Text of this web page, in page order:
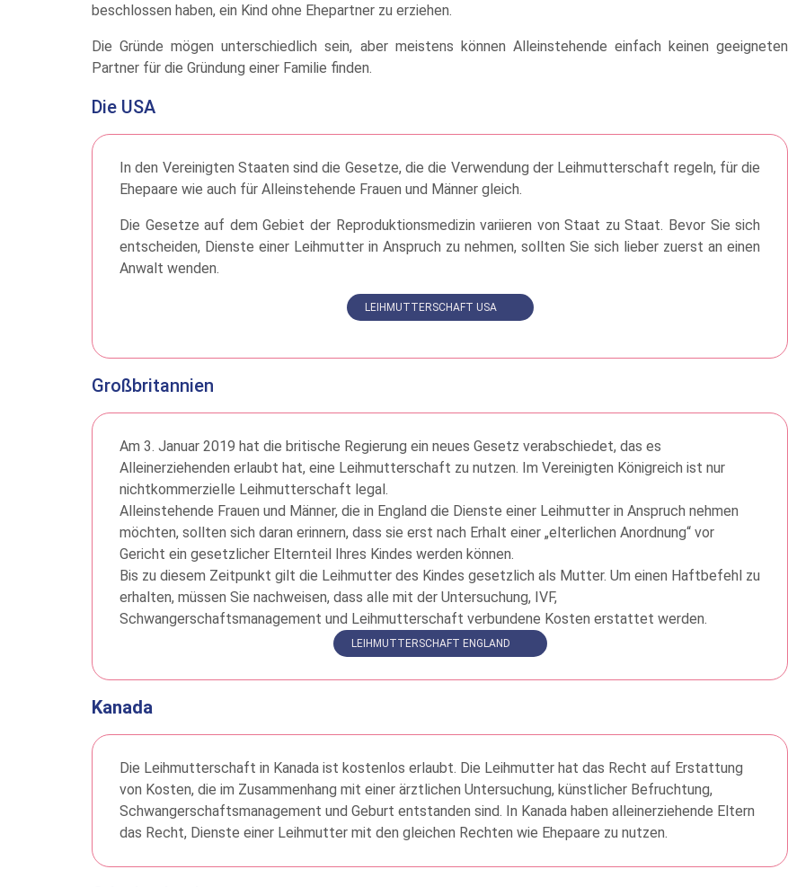
beschlossen haben, ein Kind ohne Ehepartner zu erziehen.
Die Gründe mögen unterschiedlich sein, aber meistens können Alleinstehende einfach keinen geeigneten
Partner für die Gründung einer Familie finden.
Die USA
In den Vereinigten Staaten sind die Gesetze, die die Verwendung der Leihmutterschaft regeln, für die
Ehepaare wie auch für Alleinstehende Frauen und Männer gleich.
Die Gesetze auf dem Gebiet der Reproduktionsmedizin variieren von Staat zu Staat. Bevor Sie sich
entscheiden, Dienste einer Leihmutter in Anspruch zu nehmen, sollten Sie sich lieber zuerst an einen
Anwalt wenden.
LEIHMUTTERSCHAFT USA
Großbritannien
Am 3. Januar 2019 hat die britische Regierung ein neues Gesetz verabschiedet, das es
Alleinerziehenden erlaubt hat, eine Leihmutterschaft zu nutzen. Im Vereinigten Königreich ist nur
nichtkommerzielle Leihmutterschaft legal.
Alleinstehende Frauen und Männer, die in England die Dienste einer Leihmutter in Anspruch nehmen
möchten, sollten sich daran erinnern, dass sie erst nach Erhalt einer „elterlichen Anordnung“ vor
Gericht ein gesetzlicher Elternteil Ihres Kindes werden können.
Bis zu diesem Zeitpunkt gilt die Leihmutter des Kindes gesetzlich als Mutter. Um einen Haftbefehl zu
erhalten, müssen Sie nachweisen, dass alle mit der Untersuchung, IVF,
Schwangerschaftsmanagement und Leihmutterschaft verbundene Kosten erstattet werden.
LEIHMUTTERSCHAFT ENGLAND
Kanada
Die Leihmutterschaft in Kanada ist kostenlos erlaubt. Die Leihmutter hat das Recht auf Erstattung
von Kosten, die im Zusammenhang mit einer ärztlichen Untersuchung, künstlicher Befruchtung,
Schwangerschaftsmanagement und Geburt entstanden sind. In Kanada haben alleinerziehende Eltern
das Recht, Dienste einer Leihmutter mit den gleichen Rechten wie Ehepaare zu nutzen.